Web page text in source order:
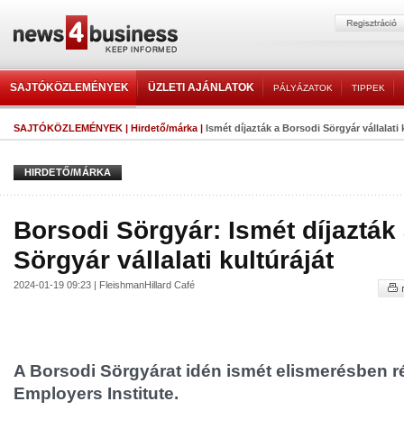
SAJTÓKÖZLEMÉNYEK ÜZLETI AJÁNLATOK PÁLYÁZATOK TIPPEK
SAJTÓKÖZLEMÉNYEK | Hirdető/márka | Ismét díjazták a Borsodi Sörgyár vállalati
HIRDETŐ/MÁRKA
Borsodi Sörgyár: Ismét
Sörgyár vállalati kultúráját
2024-01-19 09:23 | FleishmanHillard Café
A Borsodi Sörgyárat idén ismét elismerésben
Employers Institute.